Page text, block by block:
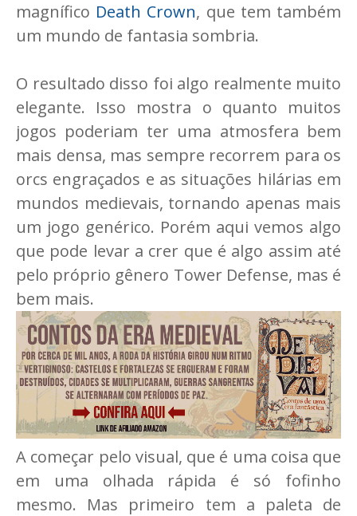
magnífico Death Crown, que tem também
um mundo de fantasia sombria.
O resultado disso foi algo realmente muito
elegante. Isso mostra o quanto muitos
jogos poderiam ter uma atmosfera bem
mais densa, mas sempre recorrem para os
orcs engraçados e as situações hilárias em
mundos medievais, tornando apenas mais
um jogo genérico. Porém aqui vemos algo
que pode levar a crer que é algo assim até
pelo próprio gênero Tower Defense, mas é
bem mais.
A começar pelo visual, que é uma coisa que
em uma olhada rápida é só fofinho
mesmo. Mas primeiro tem a paleta de